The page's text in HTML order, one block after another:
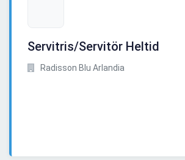
Servitris/Servitör Heltid
Radisson Blu Arlandia